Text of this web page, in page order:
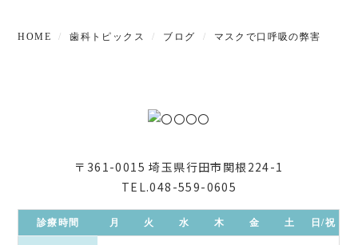
HOME 歯科トピックス ブログ マスクで口呼吸の弊害
〒361-0015 埼玉県行田市関根224-1
TEL.048-559-0605
診療時間 月 火 水 木 金 土 日/祝